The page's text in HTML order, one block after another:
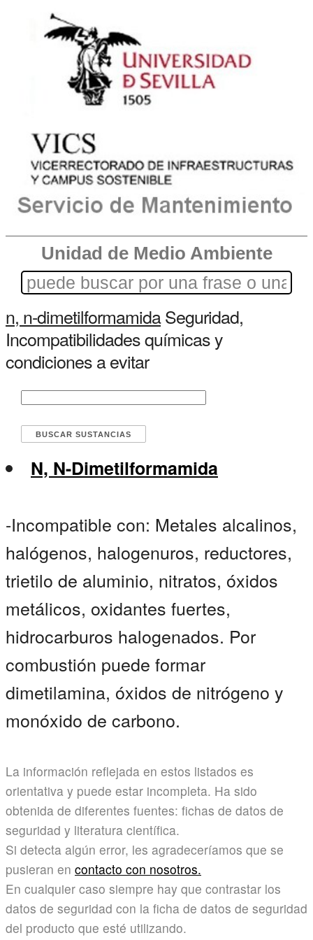
Unidad de Medio Ambiente
n, n-dimetilformamidaSeguridad,
Incompatibilidades químicas y
condiciones a evitar
N, N-Dimetilformamida
-Incompatible con: Metales alcalinos,
halógenos, halogenuros, reductores,
trietilo de aluminio, nitratos, óxidos
metálicos, oxidantes fuertes,
hidrocarburos halogenados. Por
combustión puede formar
dimetilamina, óxidos de nitrógeno y
monóxido de carbono.
La información reflejada en estos listados es
orientativa y puede estar incompleta. Ha sido
obtenida de diferentes fuentes: fichas de datos de
seguridad y literatura científica.
Si detecta algún error, les agradeceríamos que se
pusieran en contacto con nosotros.
En cualquier caso siempre hay que contrastar los
datos de seguridad con la ficha de datos de seguridad
del producto que esté utilizando.